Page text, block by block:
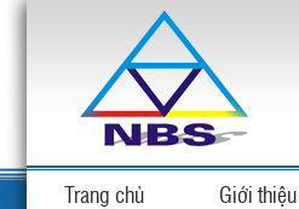
Trang chủ Giới thiệu